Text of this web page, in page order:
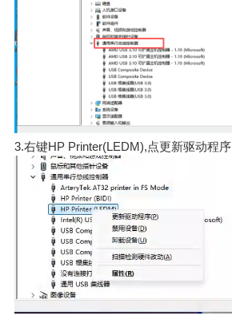
3.右键HP Printer(LEDM),点更新驱动程序